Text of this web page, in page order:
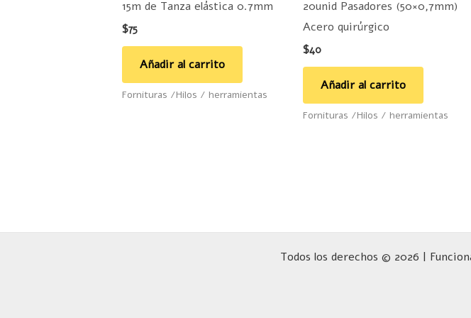
15m de Tanza elástica 0.7mm
$75
Añadir al carrito
Fornituras /Hilos / herramientas
20unid Pasadores (50×0,7mm)
Acero quirúrgico
$40
Añadir al carrito
Fornituras /Hilos / herramientas
Todos los derechos © 2026 |